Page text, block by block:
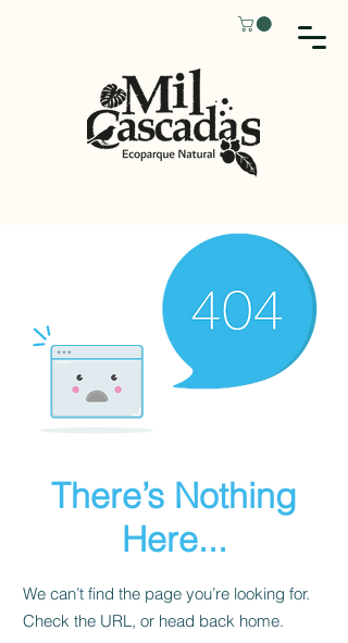
There’s Nothing
Here...
We can’t find the page you’re looking for.
Check the URL, or head back home.